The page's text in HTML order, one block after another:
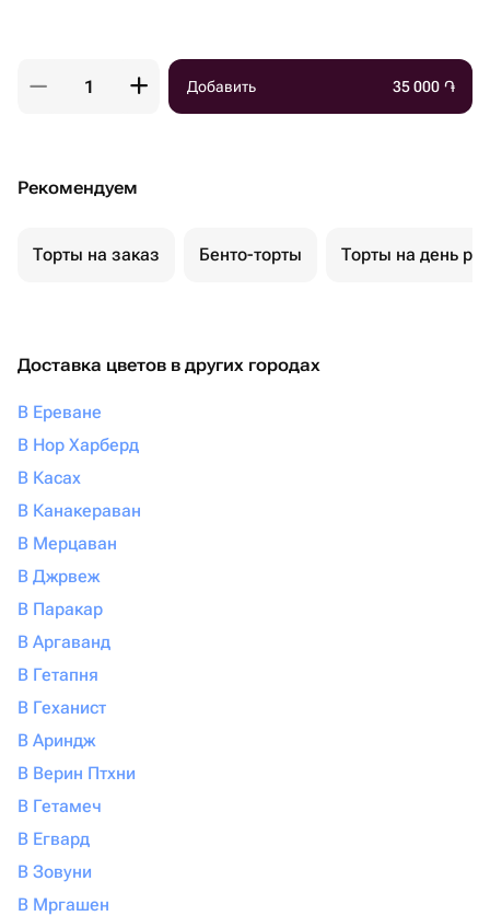
Добавить 35 000 ֏
Рекомендуем
Торты на заказ Бенто-торты Торты на день
Доставка цветов в других городах
В Ереване
В Нор Харберд
В Касах
В Канакераван
В Мерцаван
В Джрвеж
В Паракар
В Аргаванд
В Гетапня
В Геханист
В Ариндж
В Верин Птхни
В Гетамеч
В Егвард
В Зовуни
В Мргашен